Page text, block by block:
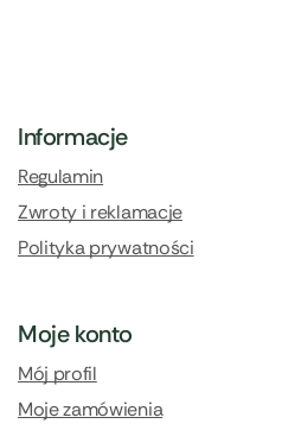
Informacje
Regulamin
Zwroty i reklamacje
Polityka prywatności
Moje konto
Mój profil
Moje zamówienia